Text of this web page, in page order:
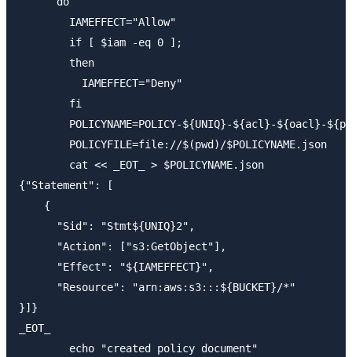
        IAMEFFECT="Allow"
        if [ $iam -eq 0 ];
        then
          IAMEFFECT="Deny"
        fi
POLICYNAME=POLICY-${UNIQ}-${acl}-${oacl}-
        POLICYFILE=file://$(pwd)/$POLICYNAME.json
        cat << _EOT_ > $POLICYNAME.json
{"Statement": [
    {
      "Sid": "Stmt${UNIQ}2",
      "Action": ["s3:GetObject"],
      "Effect": "${IAMEFFECT}",
      "Resource": "arn:aws:s3:::${BUCKET}/*"
}]}
_EOT_
        echo "created policy document"